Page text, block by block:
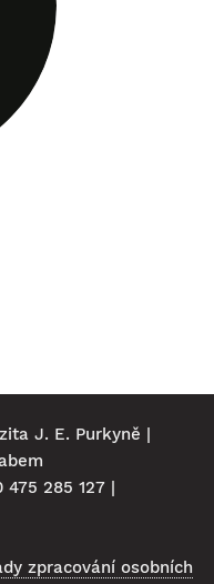
J. E. Purkyně |
475 285 127 |
zpracování osobních